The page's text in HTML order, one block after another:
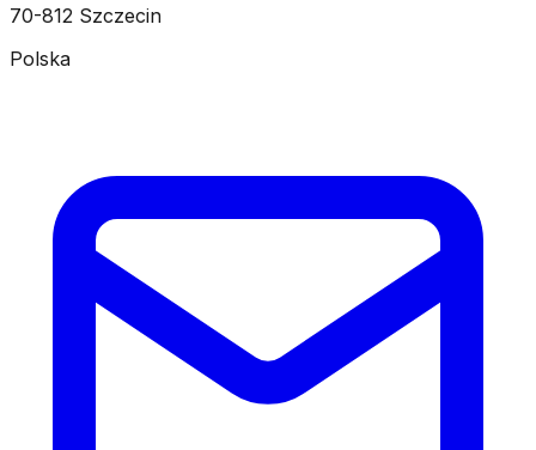
70-812 Szczecin
Polska